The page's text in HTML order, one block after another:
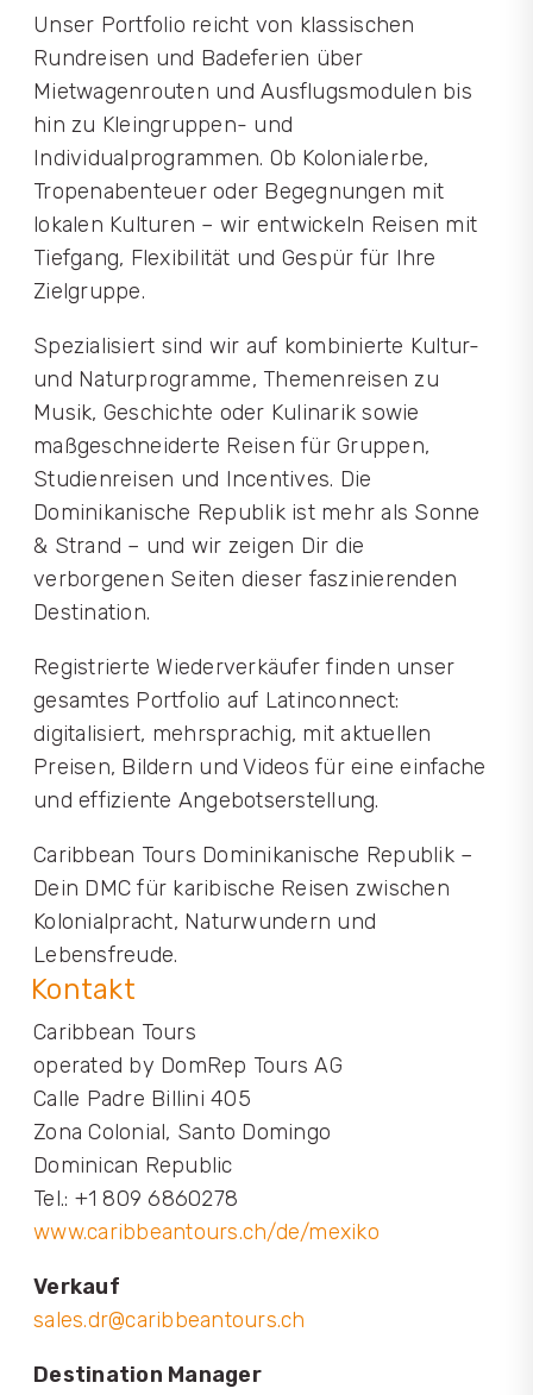
Kontakt
Caribbean Tours
operated by DomRep Tours AG
Calle Padre Billini 405
Zona Colonial, Santo Domingo
Dominican Republic
Tel.: +1 809 6860278
www.caribbeantours.ch/de/mexiko
Verkauf
sales.dr@caribbeantours.ch
Destination Manager
Unser Portfolio reicht von klassischen
Rundreisen und Badeferien über
Mietwagenrouten und Ausflugsmodulen bis
hin zu Kleingruppen- und
Individualprogrammen. Ob Kolonialerbe,
Tropenabenteuer oder Begegnungen mit
lokalen Kulturen – wir entwickeln Reisen mit
Tiefgang, Flexibilität und Gespür für Ihre
Zielgruppe.
Spezialisiert sind wir auf kombinierte Kultur-
und Naturprogramme, Themenreisen zu
Musik, Geschichte oder Kulinarik sowie
maßgeschneiderte Reisen für Gruppen,
Studienreisen und Incentives. Die
Dominikanische Republik ist mehr als Sonne
& Strand – und wir zeigen Dir die
verborgenen Seiten dieser faszinierenden
Destination.
Registrierte Wiederverkäufer finden unser
gesamtes Portfolio auf Latinconnect:
digitalisiert, mehrsprachig, mit aktuellen
Preisen, Bildern und Videos für eine einfache
und effiziente Angebotserstellung.
Caribbean Tours Dominikanische Republik –
Dein DMC für karibische Reisen zwischen
Kolonialpracht, Naturwundern und
Lebensfreude.